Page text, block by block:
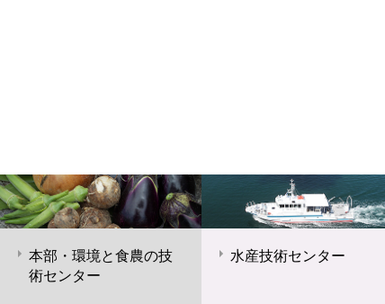
本部・環境と食農の技
術センター
水産技術センター